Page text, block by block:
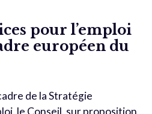
pour l’emploi
européen du
de la Stratégie
le Conseil, sur proposition